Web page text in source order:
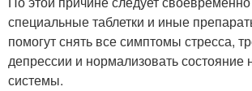
специальные таблетки и иные
помогут снять все симптомы стресса,
депрессии и нормализовать состояние
системы.